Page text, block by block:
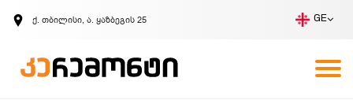
ქ. თბილისი, ა. ყაზბეგის 25 GE
ზარის მოთხოვნა